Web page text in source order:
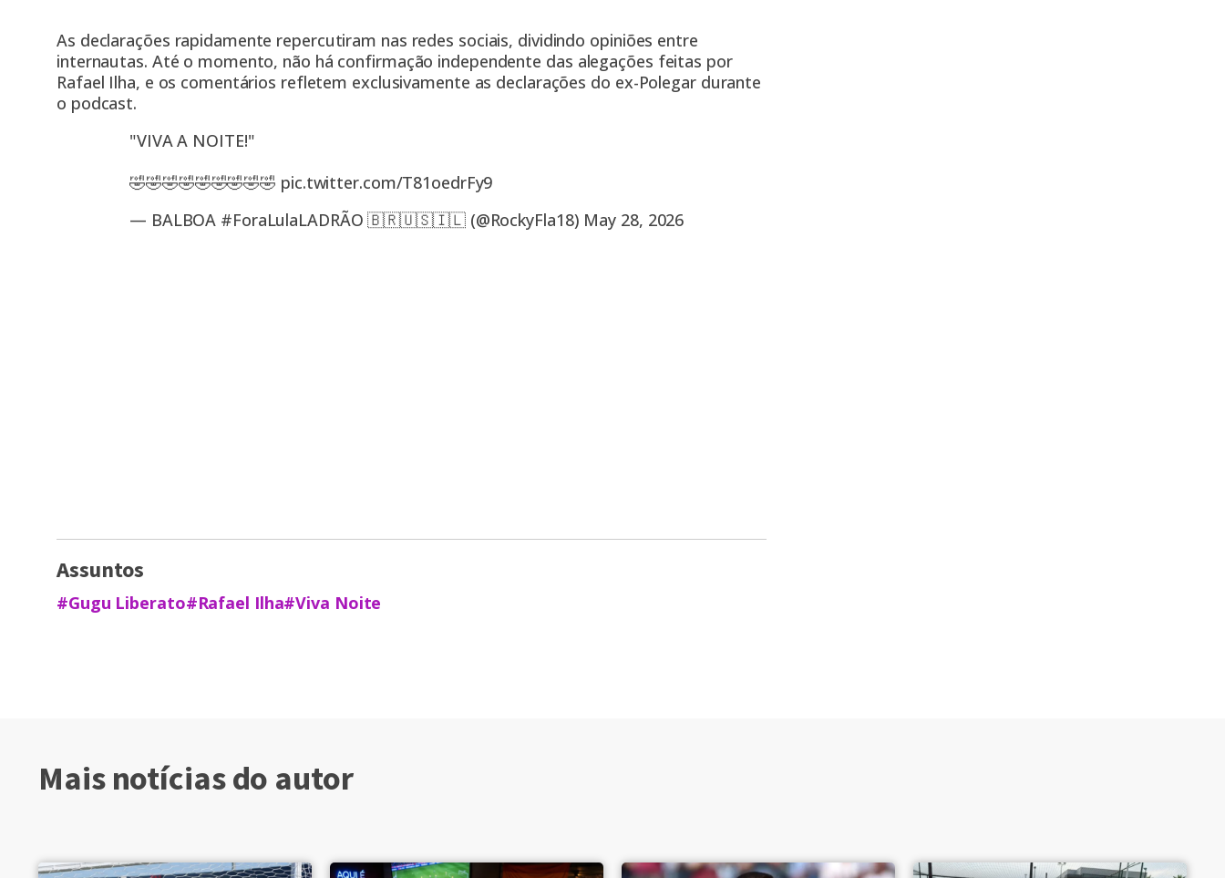
As declarações rapidamente repercutiram nas redes sociais, dividindo opiniões entre
internautas. Até o momento, não há confirmação independente das alegações feitas por
Rafael Ilha, e os comentários refletem exclusivamente as declarações do ex-Polegar durante
o podcast.
"VIVA A NOITE!"
🤣🤣🤣🤣🤣🤣🤣🤣🤣 pic.twitter.com/T81oedrFy9
— BALBOA #ForaLulaLADRÃO 🇧🇷🇺🇸🇮🇱 (@RockyFla18) May 28, 2026
Assuntos
#Gugu Liberato#Rafael Ilha#Viva Noite
Mais notícias do autor